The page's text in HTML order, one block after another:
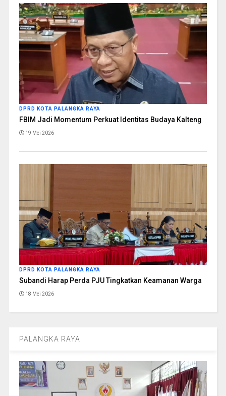
DPRD KOTA PALANGKA RAYA
FBIM Jadi Momentum Perkuat Identitas Budaya Kalteng
19 Mei 2026
DPRD KOTA PALANGKA RAYA
Subandi Harap Perda PJU Tingkatkan Keamanan Warga
18 Mei 2026
PALANGKA RAYA